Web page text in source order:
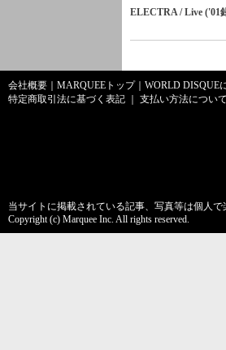
ELECTRA / Live ('01
会社概要 MARQUEEトップ｜ WORLD DISQUE
特定商取引法に基づく表記
支払い方法について
当サイトに掲載されている記事、写真等は個人
Copyright (c) Marquee Inc. All rights reserved.